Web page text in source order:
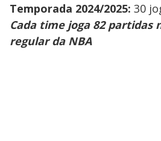
Temporada 2024/2025: 30
Cada time joga 82 partidas
regular da NBA